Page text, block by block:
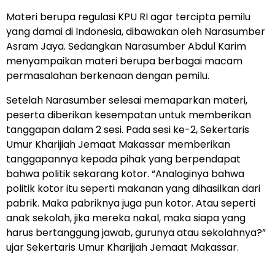
Materi berupa regulasi KPU RI agar tercipta pemilu
yang damai di Indonesia, dibawakan oleh Narasumber
Asram Jaya. Sedangkan Narasumber Abdul Karim
menyampaikan materi berupa berbagai macam
permasalahan berkenaan dengan pemilu.
Setelah Narasumber selesai memaparkan materi,
peserta diberikan kesempatan untuk memberikan
tanggapan dalam 2 sesi. Pada sesi ke-2, Sekertaris
Umur Kharijiah Jemaat Makassar memberikan
tanggapannya kepada pihak yang berpendapat
bahwa politik sekarang kotor. “Analoginya bahwa
politik kotor itu seperti makanan yang dihasilkan dari
pabrik. Maka pabriknya juga pun kotor. Atau seperti
anak sekolah, jika mereka nakal, maka siapa yang
harus bertanggung jawab, gurunya atau sekolahnya?”
ujar Sekertaris Umur Kharijiah Jemaat Makassar.